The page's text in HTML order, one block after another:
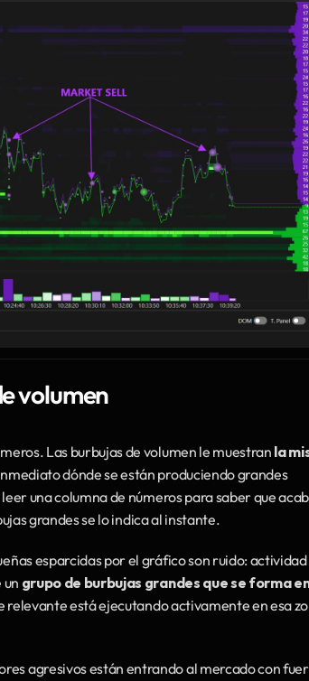
volumen
Las burbujas de volumen le muestran la
dónde se están produciendo grandes
una columna de números para saber que
grandes se lo indica al instante.
esparcidas por el gráfico son ruido: actividad
grupo de burbujas grandes que se forma
relevante está ejecutando activamente en esa
agresivos están entrando al mercado con